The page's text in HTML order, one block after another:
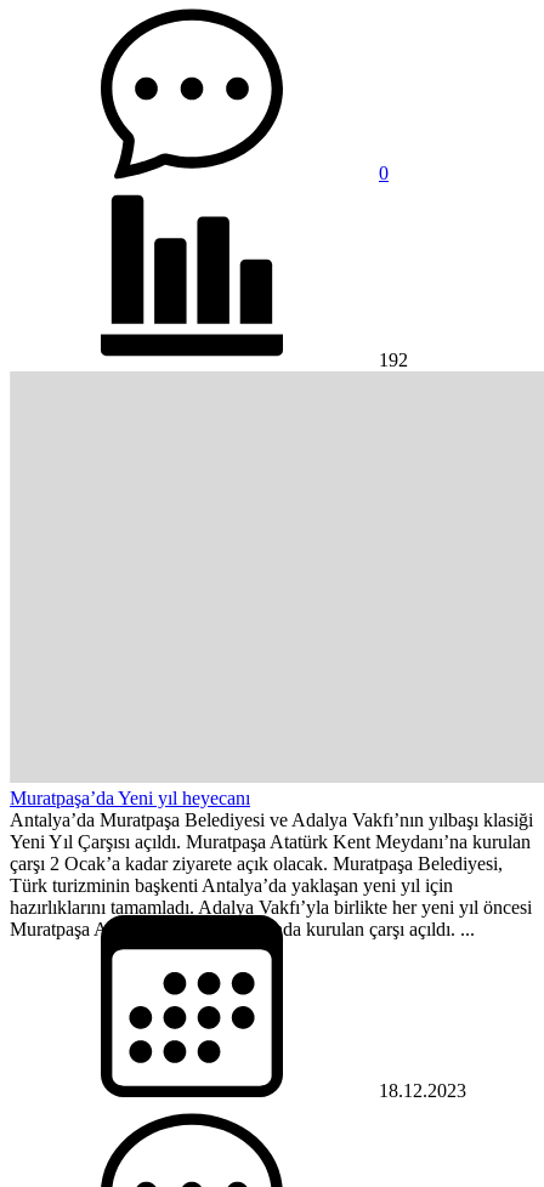
0
192
Muratpaşa’da Yeni yıl heyecanı
Antalya’da Muratpaşa Belediyesi ve Adalya Vakfı’nın yılbaşı klasiği
Yeni Yıl Çarşısı açıldı. Muratpaşa Atatürk Kent Meydanı’na kurulan
çarşı 2 Ocak’a kadar ziyarete açık olacak. Muratpaşa Belediyesi,
Türk turizminin başkenti Antalya’da yaklaşan yeni yıl için
hazırlıklarını tamamladı. Adalya Vakfı’yla birlikte her yeni yıl öncesi
Muratpaşa Atatürk Kent Meydanı’nda kurulan çarşı açıldı. ...
18.12.2023